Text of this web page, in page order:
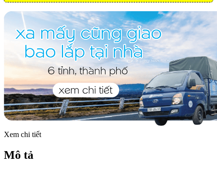
Xem chi tiết
Mô tả